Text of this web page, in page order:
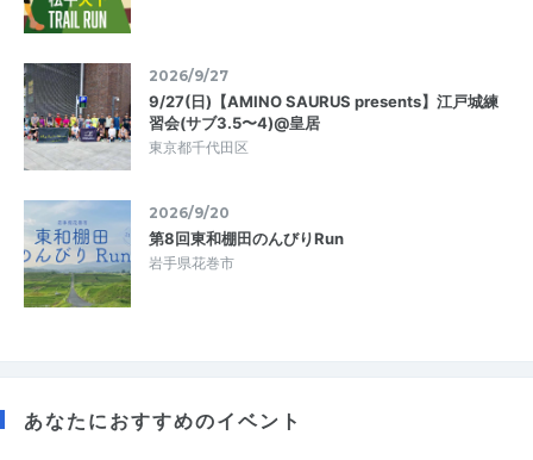
2026/9/27
9/27(日)【AMINO SAURUS presents】江戸城練
習会(サブ3.5〜4)@皇居
東京都千代田区
2026/9/20
第8回東和棚田のんびりRun
岩手県花巻市
あなたにおすすめのイベント